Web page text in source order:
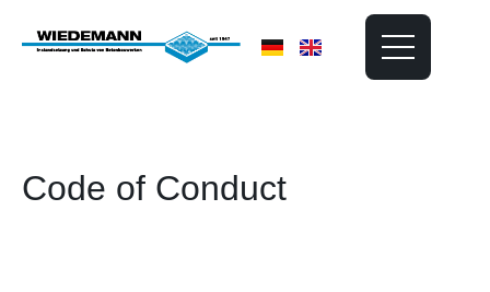
Code of Conduct